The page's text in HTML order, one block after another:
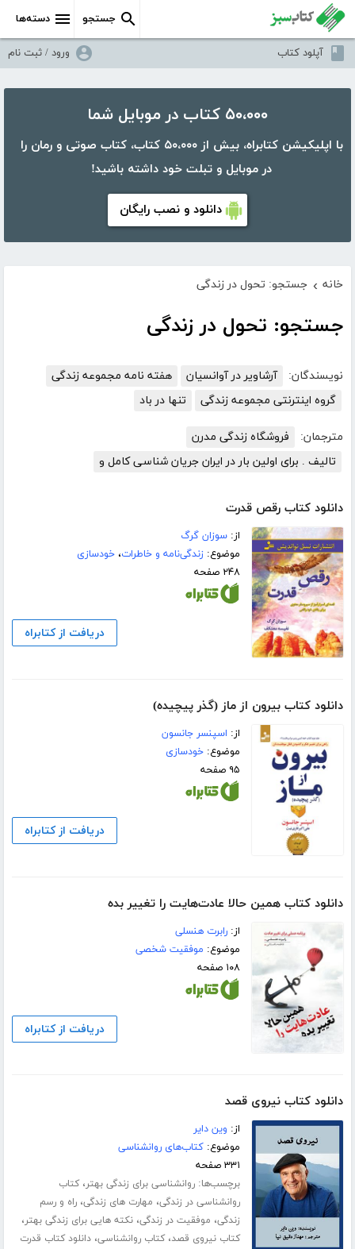
دسته‌ها جستجو
آپلود کتاب ورود / ثبت نام
۵۰،۰۰۰ کتاب در موبایل شما
با اپلیکیشن کتابراه، بیش از ۵۰،۰۰۰ کتاب، کتاب صوتی و رمان را
در موبایل و تبلت خود داشته باشید!
دانلود و نصب رایگان
خانه › جستجو: تحول در زندگی
جستجو: تحول در زندگی
نویسندگان: آرشاویر در آوانسیان
هفته نامه مجموعه زندگی
گروه اینترنتی مجموعه زندگی
تنها در باد
مترجمان:
فروشگاه زندگی مدرن
تالیف . برای اولین بار در ایران جریان شناسی کامل و
دانلود کتاب رقص قدرت
از:سوزان گرگ
موضوع:زندگی‌نامه و خاطرات،خودسازی
۲۴۸ صفحه
دریافت از کتابراه
دانلود کتاب بیرون از ماز (گذر پیچیده)
از: اسپنسر جانسون
موضوع:خودسازی
۹۵ صفحه
دریافت از کتابراه
دانلود کتاب همین حالا عادت‌هایت را تغییر بده
از:رابرت هنسلی
موضوع: موفقیت شخصی
۱۰۸ صفحه
دریافت از کتابراه
دانلود کتاب نیروی قصد
از: وین دایر
موضوع:کتاب‌های روانشناسی
۳۳۱ صفحه
برچسب‌ها:روانشناسی برای زندگی بهتر،کتاب
روانشناسی در زندگی، مهارت های زندگی،راه و رسم
زندگی، موفقیت در زندگی،نکته هایی برای زندگی بهتر،
کتاب نیروی قصد،کتاب روانشناسی،دانلود کتاب قدرت